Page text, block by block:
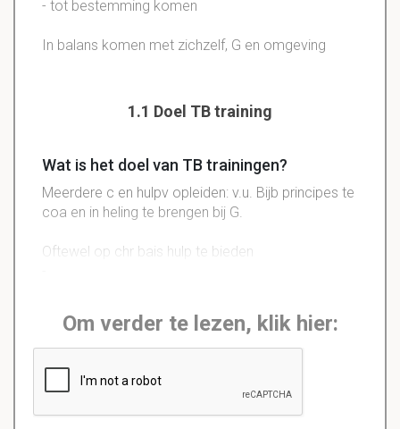
- tot bestemming komen
In balans komen met zichzelf, G en omgeving
1.1 Doel TB training
Wat is het doel van TB trainingen?
Meerdere c en hulpv opleiden: v.u. Bijb principes te
coa en in heling te brengen bij G.
Oftewel op chr bais hulp te bieden
Om verder te lezen, klik hier: